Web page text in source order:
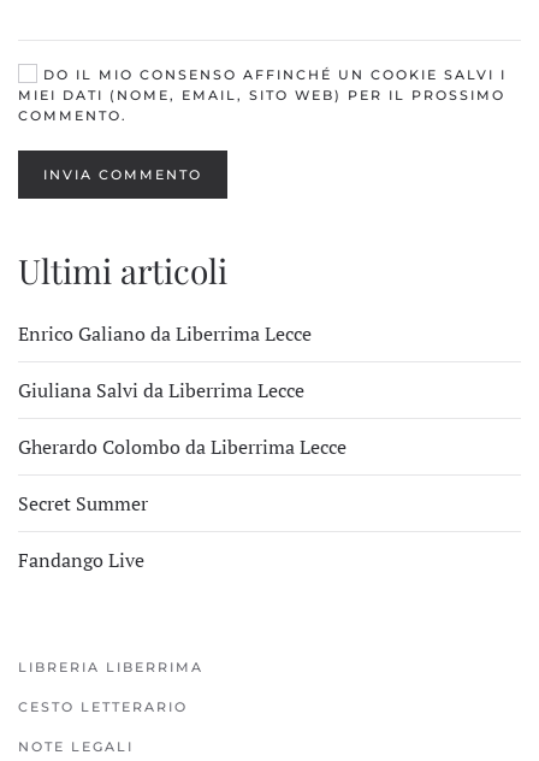
DO IL MIO CONSENSO AFFINCHÉ UN COOKIE SALVI I
MIEI DATI (NOME, EMAIL, SITO WEB) PER IL PROSSIMO
COMMENTO.
INVIA COMMENTO
Ultimi articoli
Enrico Galiano da Liberrima Lecce
Giuliana Salvi da Liberrima Lecce
Gherardo Colombo da Liberrima Lecce
Secret Summer
Fandango Live
LIBRERIA LIBERRIMA
CESTO LETTERARIO
NOTE LEGALI